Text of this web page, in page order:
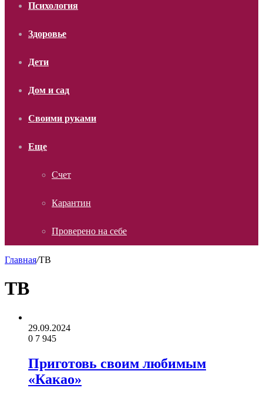
Психология
Здоровье
Дети
Дом и сад
Своими руками
Еще
Счет
Карантин
Проверено на себе
Главная/ТВ
ТВ
29.09.2024
0 7 945
Приготовь своим любимым
«Какао»